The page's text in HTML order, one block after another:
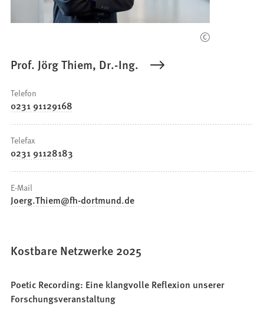
Prof. Jörg Thiem, Dr.-Ing.
Telefon
0231 91129168
Telefax
0231 91128183
E-Mail
Joerg.Thiem fh-dortmund de
Kostbare Netzwerke 2025
Poetic Recording: Eine klangvolle Reflexion unserer
Forschungsveranstaltung